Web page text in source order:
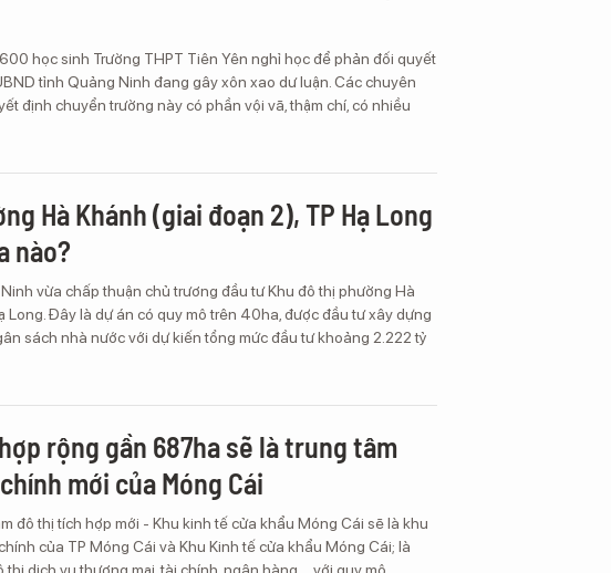
học sinh Trường THPT Tiên Yên nghỉ học để phản đối quyết
tỉnh Quảng Ninh đang gây xôn xao dư luận. Các chuyên
định chuyển trường này có phần vội vã, thậm chí, có nhiều
Hà Khánh (giai đoạn 2), TP Hạ Long
nào?
vừa chấp thuận chủ trương đầu tư Khu đô thị phường Hà
Long. Đây là dự án có quy mô trên 40ha, được đầu tư xây dựng
sách nhà nước với dự kiến tổng mức đầu tư khoảng 2.222 tỷ
rộng gần 687ha sẽ là trung tâm
mới của Móng Cái
đô thị tích hợp mới - Khu kinh tế cửa khẩu Móng Cái sẽ là khu
của TP Móng Cái và Khu Kinh tế cửa khẩu Móng Cái; là